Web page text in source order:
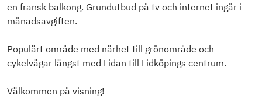
en fransk balkong. Grundutbud på tv och internet ingår i
månadsavgiften.
Populärt område med närhet till grönområde och
cykelvägar längst med Lidan till Lidköpings centrum.
Välkommen på visning!